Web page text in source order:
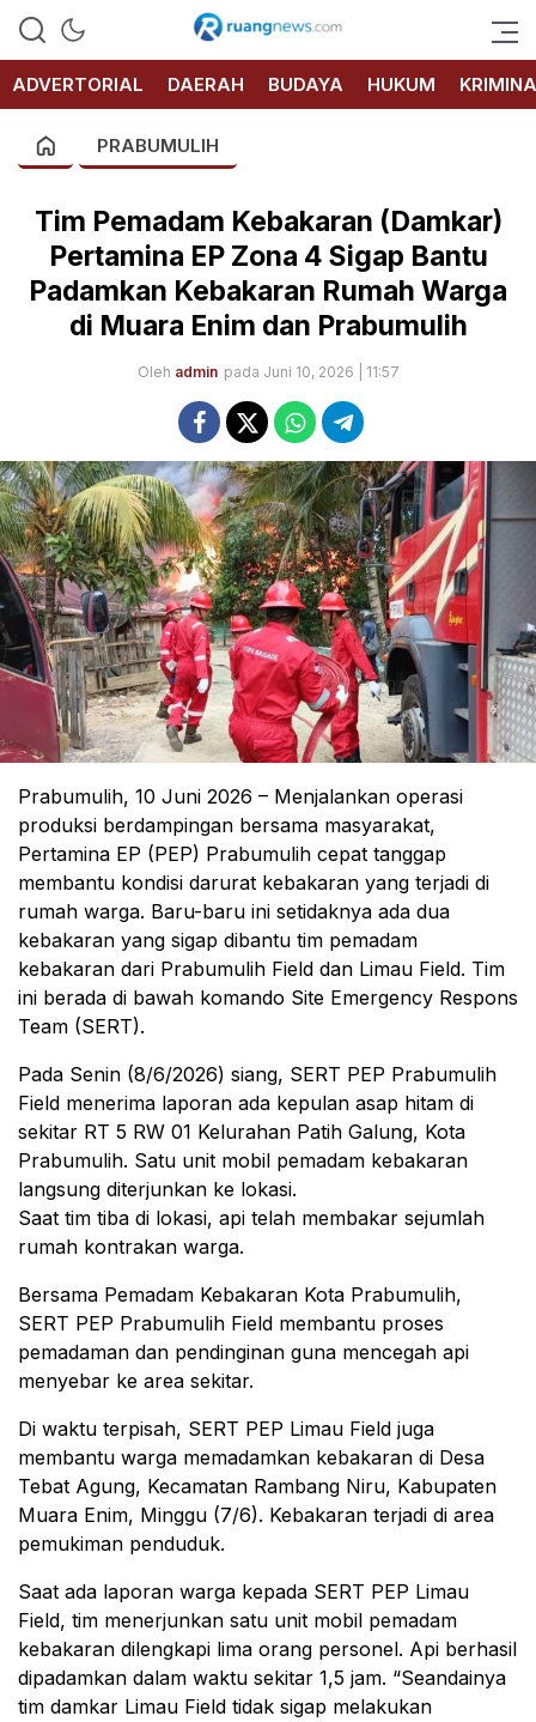
RUANG
NEWS
ADVERTORIAL
DAERAH BUDAYA HUKUM
PRABUMULIH
Tim Pemadam Kebakaran (Damkar)
Pertamina EP Zona 4 Sigap Bantu
Padamkan Kebakaran Rumah Warga
di Muara Enim dan Prabumulih
Oleh admin pada Juni 10, 2026 | 11:57
Prabumulih, 10 Juni 2026 – Menjalankan operasi
produksi berdampingan bersama masyarakat,
Pertamina EP (PEP) Prabumulih cepat tanggap
membantu kondisi darurat kebakaran yang terjadi di
rumah warga. Baru-baru ini setidaknya ada dua
kebakaran yang sigap dibantu tim pemadam
kebakaran dari Prabumulih Field dan Limau Field. Tim
ini berada di bawah komando Site Emergency Respons
Team (SERT).
Pada Senin (8/6/2026) siang, SERT PEP Prabumulih
Field menerima laporan ada kepulan asap hitam di
sekitar RT 5 RW 01 Kelurahan Patih Galung, Kota
Prabumulih. Satu unit mobil pemadam kebakaran
langsung diterjunkan ke lokasi.
Saat tim tiba di lokasi, api telah membakar sejumlah
rumah kontrakan warga.
Bersama Pemadam Kebakaran Kota Prabumulih,
SERT PEP Prabumulih Field membantu proses
pemadaman dan pendinginan guna mencegah api
menyebar ke area sekitar.
Di waktu terpisah, SERT PEP Limau Field juga
membantu warga memadamkan kebakaran di Desa
Tebat Agung, Kecamatan Rambang Niru, Kabupaten
Muara Enim, Minggu (7/6). Kebakaran terjadi di area
pemukiman penduduk.
Saat ada laporan warga kepada SERT PEP Limau
Field, tim menerjunkan satu unit mobil pemadam
kebakaran dilengkapi lima orang personel. Api berhasil
dipadamkan dalam waktu sekitar 1,5 jam. “Seandainya
tim damkar Limau Field tidak sigap melakukan